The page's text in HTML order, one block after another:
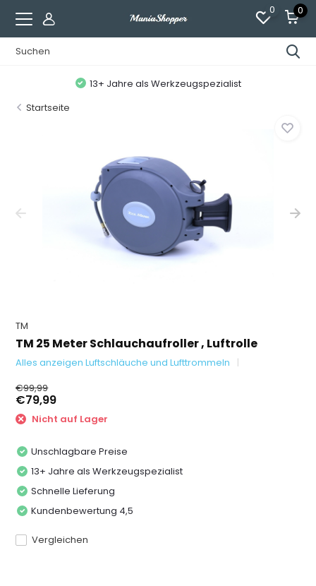
0 0
13+ Jahre als Werkzeugspezialist
Startseite
TM
TM 25 Meter Schlauchaufroller , Luftrolle
Alles anzeigen Luftschläuche und Lufttrommeln
€99,99
€79,99
Nicht auf Lager
Unschlagbare Preise
13+ Jahre als Werkzeugspezialist
Schnelle Lieferung
Kundenbewertung 4,5
Vergleichen